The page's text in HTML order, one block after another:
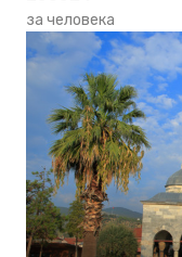
за человека